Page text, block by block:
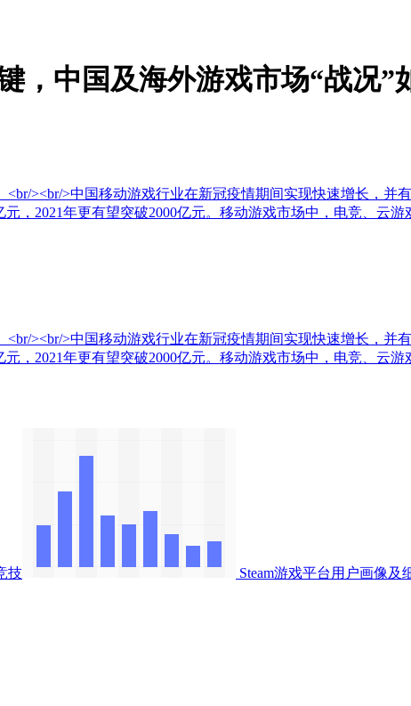
，中国及海外游戏市场“战况”
><br/>中国移动游戏行业在新冠疫情期间实现快速增长，并
，2021年更有望突破2000亿元。移动游戏市场中，电竞、云
><br/>中国移动游戏行业在新冠疫情期间实现快速增长，并
，2021年更有望突破2000亿元。移动游戏市场中，电竞、云
技 Steam游戏平台用户画像及